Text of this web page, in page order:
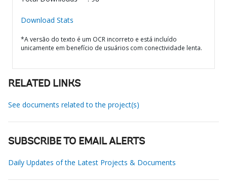
Download Stats
*A versão do texto é um OCR incorreto e está incluído
unicamente em benefício de usuários com conectividade lenta.
RELATED LINKS
See documents related to the project(s)
SUBSCRIBE TO EMAIL ALERTS
Daily Updates of the Latest Projects & Documents